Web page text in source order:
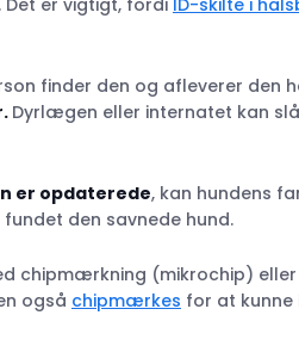
. Det er vigtigt, fordi ID-skilte i
finder den og afleverer den
Dyrlægen eller internatet kan
er opdaterede, kan hundens
den savnede hund.
chipmærkning (mikrochip)
også chipmærkes for at kunne